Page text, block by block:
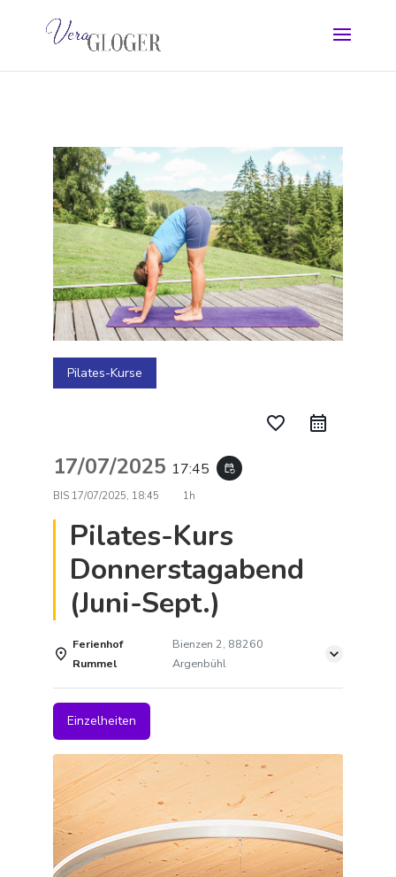
Pilates-Kurse
favorite_border
17/07/2025 17:45 event_repeat
BIS 17/07/2025, 18:45 1h
Pilates-Kurs
Donnerstagabend
(Juni-Sept.)
Ferienhof
Rummel
Bienzen 2, 88260
Argenbühl
Einzelheiten